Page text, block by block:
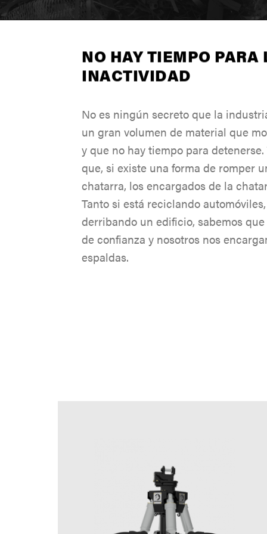
CERTIFICADOS DE GARANTÍA LIMITADA
CERTIFICADOS DE GARANTÍA
SERVICIO/GARANTÍA FAQ
ROTOLINK
NO HAY TIEMPO PARA
INACTIVIDAD
No es ningún secreto que la
un gran volumen de material que
y que no hay tiempo para
que, si existe una forma de romper
chatarra, los encargados de la
Tanto si está reciclando
derribando un edificio, sabemos
de confianza y nosotros nos
espaldas.